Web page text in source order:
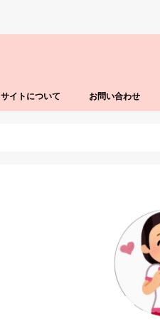
サイトについて お問い合わせ